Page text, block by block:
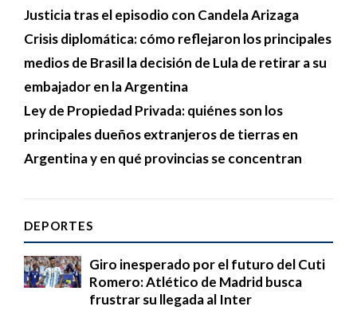
Justicia tras el episodio con Candela Arizaga
Crisis diplomática: cómo reflejaron los principales
medios de Brasil la decisión de Lula de retirar a su
embajador en la Argentina
Ley de Propiedad Privada: quiénes son los
principales dueños extranjeros de tierras en
Argentina y en qué provincias se concentran
DEPORTES
Giro inesperado por el futuro del Cuti
Romero: Atlético de Madrid busca
frustrar su llegada al Inter